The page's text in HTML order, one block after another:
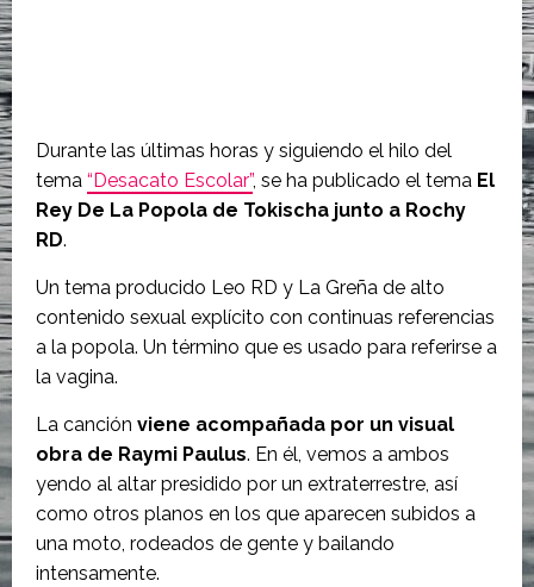
Durante las últimas horas y siguiendo el hilo del
tema “Desacato Escolar”, se ha publicado el tema El
Rey De La Popola de Tokischa junto a Rochy
RD.
Un tema producido Leo RD y La Greña de alto
contenido sexual explícito con continuas referencias
a la popola. Un término que es usado para referirse a
la vagina.
La canción viene acompañada por un visual
obra de Raymi Paulus. En él, vemos a ambos
yendo al altar presidido por un extraterrestre, así
como otros planos en los que aparecen subidos a
una moto, rodeados de gente y bailando
intensamente.